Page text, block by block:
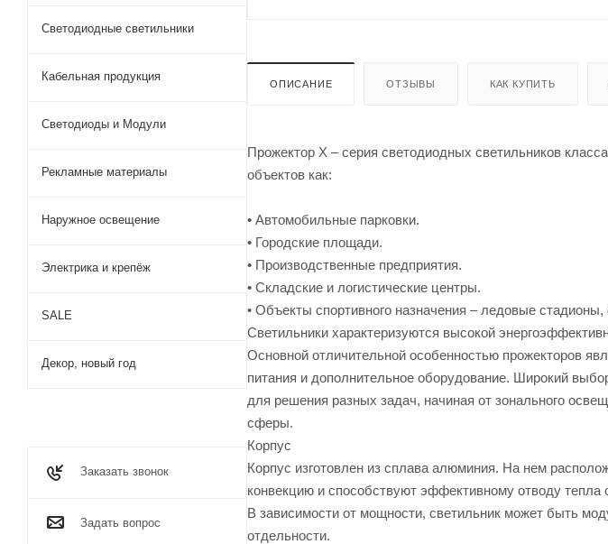
ОПИСАНИЕ ОТЗЫВЫ КАК КУПИТЬ
Прожектор Х – серия светодиодных светильников
объектов как:
• Автомобильные парковки.
• Городские площади.
• Производственные предприятия.
• Складские и логистические центры.
• Объекты спортивного назначения – ледовые
Светильники характеризуются высокой
Основной отличительной особенностью прожекторов
питания и дополнительное оборудование. Широкий
для решения разных задач, начиная от зонального
сферы.
Корпус
Корпус изготовлен из сплава алюминия. На нем
конвекцию и способствуют эффективному отводу тепла
В зависимости от мощности, светильник может быть
отдельности.
Светодиодные светильники
Кабельная продукция
Светодиоды и Модули
Рекламные материалы
Наружное освещение
Электрика и крепёж
SALE
Декор, новый год
Заказать звонок
Задать вопрос